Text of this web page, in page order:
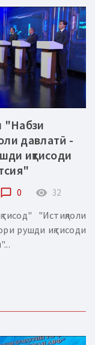
"Набзи
давлатӣ -
иқтисоди
chat_bubble_outline 0 remove_red_eye 32
"Истиқлоли
рушди иқтисоди